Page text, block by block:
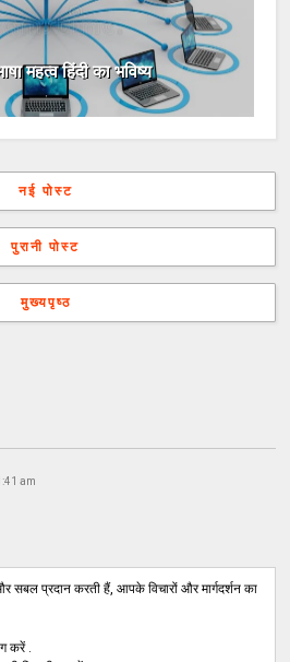
महत्व हिंदी का भविष्य
नई पोस्ट
पुरानी पोस्ट
मुख्यपृष्ठ
am
सबल प्रदान करती हैं, आपके विचारों और मार्गदर्शन का
करें .